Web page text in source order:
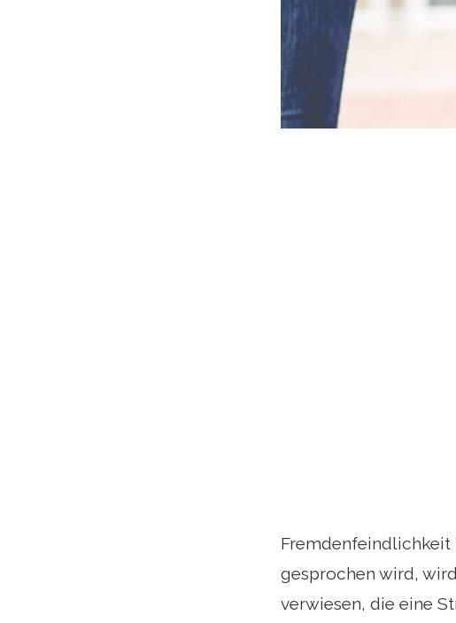
Fremdenfeindlichkeit
gesprochen wird,
verwiesen, die eine